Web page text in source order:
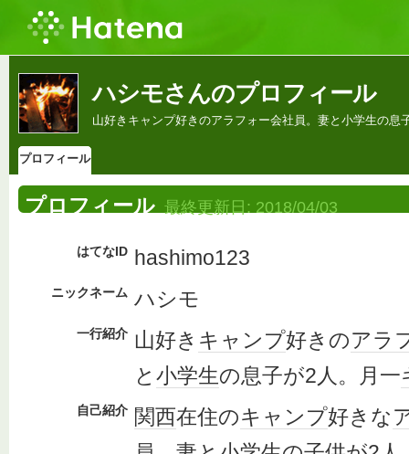
ハシモさんのプロフィール
山好きキャンプ好きのアラフォー会社員。妻と小学生の息
プロフィール
プロフィール 最終更新日: 2018/04/03
はてなID hashimo123
ニックネーム ハシモ
一行紹介 山好き キャンプ好きのアラ
と 小学生の息子が2人。月一
自己紹介 関西在住のキャンプ好きな